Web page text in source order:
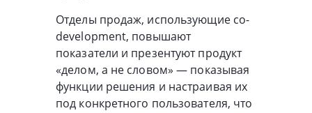
Отделы продаж, использующие co-
development, повышают
показатели и презентуют продукт
«делом, а не словом» — показывая
функции решения и настраивая их
под конкретного пользователя, что